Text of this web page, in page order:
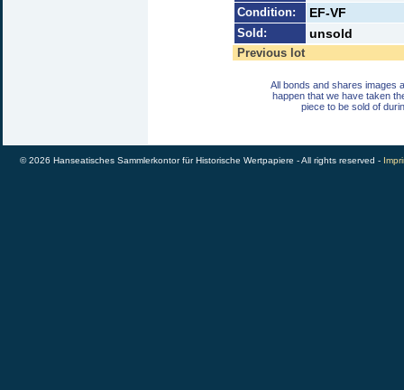
Condition: EF-VF
Sold: unsold
Previous lot
All bonds and shares images
happen that we have taken
piece to be sold of
© 2026 Hanseatisches Sammlerkontor für Historische Wertpapiere - All rights reserved -